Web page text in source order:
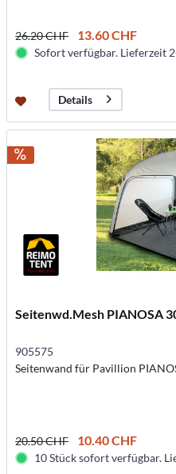
26.20 CHF 13.60 CHF
Sofort verfügbar. Lieferzeit
Details
Seitenwd.Mesh PIANOSA
905575
Seitenwand für Pavillion
20.50 CHF 10.40 CHF
10 Stück sofort verfügbar.